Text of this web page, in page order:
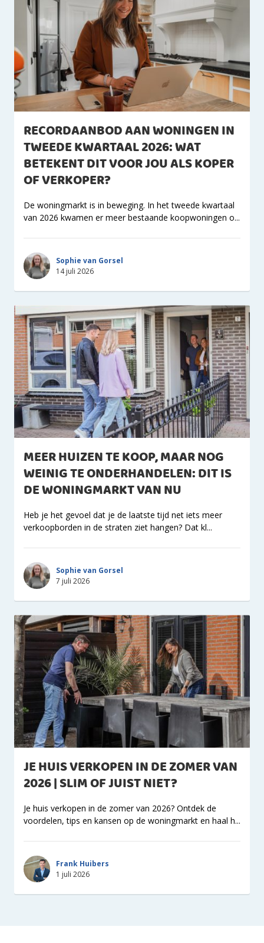
RECORDAANBOD AAN WONINGEN IN
TWEEDE KWARTAAL 2026: WAT
BETEKENT DIT VOOR JOU ALS KOPER
OF VERKOPER?
De woningmarkt is in beweging. In het tweede kwartaal
van 2026 kwamen er meer bestaande koopwoningen o...
Sophie van Gorsel
14 juli 2026
MEER HUIZEN TE KOOP, MAAR NOG
WEINIG TE ONDERHANDELEN: DIT IS
DE WONINGMARKT VAN NU
Heb je het gevoel dat je de laatste tijd net iets meer
verkoopborden in de straten ziet hangen? Dat kl...
Sophie van Gorsel
7 juli 2026
JE HUIS VERKOPEN IN DE ZOMER VAN
2026 | SLIM OF JUIST NIET?
Je huis verkopen in de zomer van 2026? Ontdek de
voordelen, tips en kansen op de woningmarkt en haal h...
Frank Huibers
1 juli 2026